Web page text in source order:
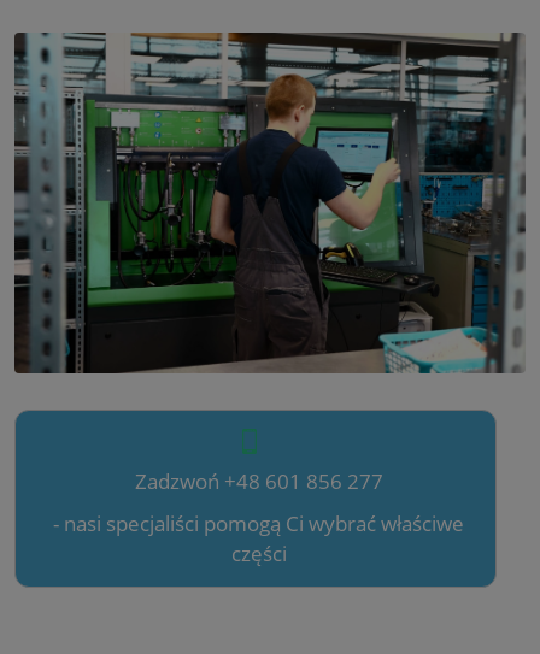
Zadzwoń +48 601 856 277
- nasi specjaliści pomogą Ci wybrać właściwe
części